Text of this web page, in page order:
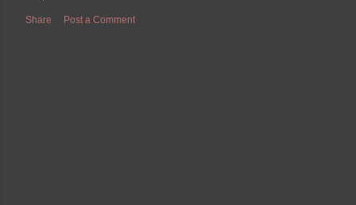
Share Post a Comment